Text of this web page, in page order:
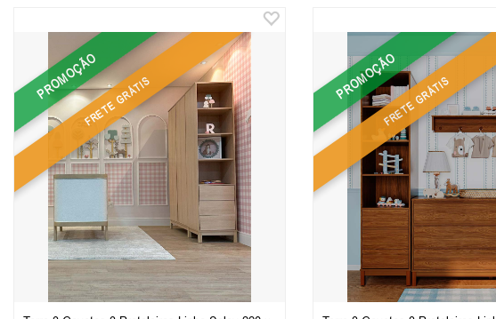
PROMOÇÃOFRETE GRÁTIS PROMOÇÃOFRETE GRÁTIS